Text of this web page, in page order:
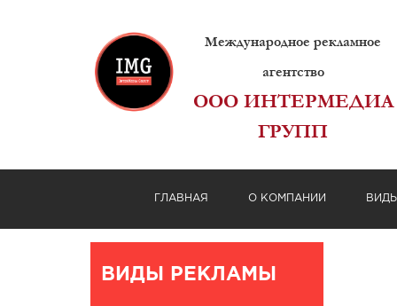
Международное рекламное
агентство
ООО ИНТЕРМЕДИА
ГРУПП
ГЛАВНАЯ О КОМПАНИИ
ВИДЫ РЕКЛАМЫ